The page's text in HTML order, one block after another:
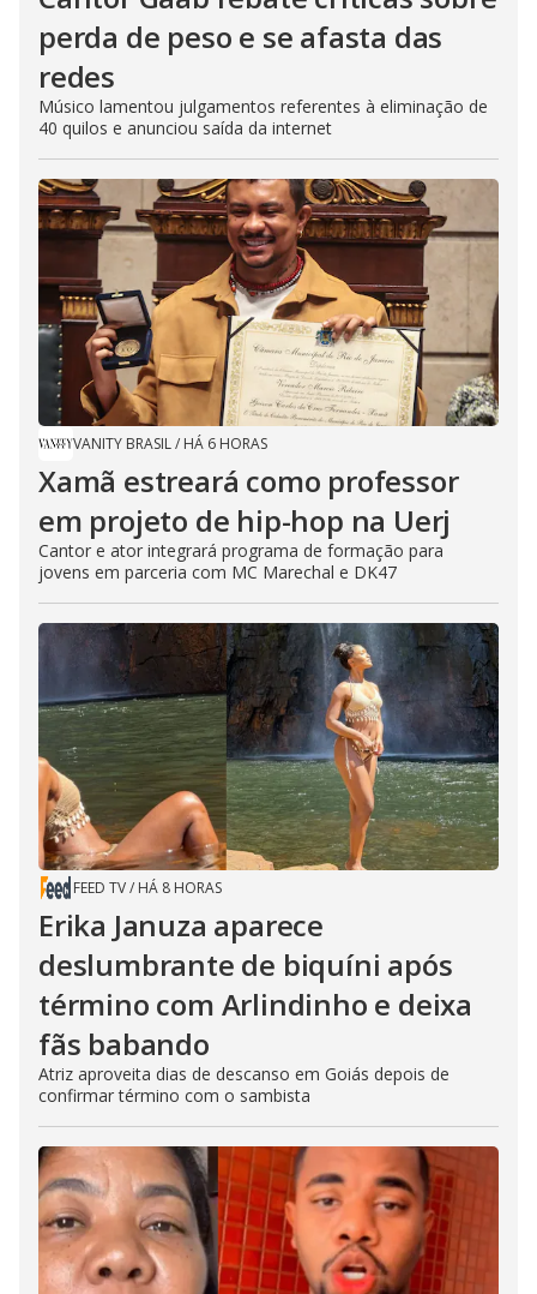
perda de peso e se afasta das
redes
Músico lamentou julgamentos referentes à eliminação de
40 quilos e anunciou saída da internet
VANITY BRASIL/ HÁ 6 HORAS
Xamã estreará como professor
em projeto de hip-hop na Uerj
Cantor e ator integrará programa de formação para
jovens em parceria com MC Marechal e DK47
FEED TV/ HÁ 8 HORAS
Erika Januza aparece
deslumbrante de biquíni após
término com Arlindinho e deixa
fãs babando
Atriz aproveita dias de descanso em Goiás depois de
confirmar término com o sambista